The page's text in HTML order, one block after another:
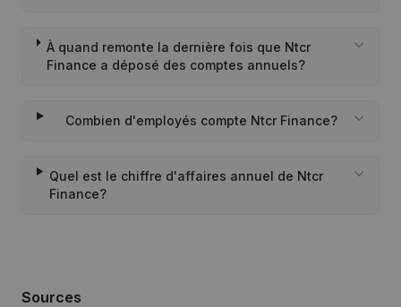
À quand remonte la dernière fois que Ntcr
Finance a déposé des comptes annuels?
Combien d'employés compte Ntcr Finance?
Quel est le chiffre d'affaires annuel de Ntcr
Finance?
Sources